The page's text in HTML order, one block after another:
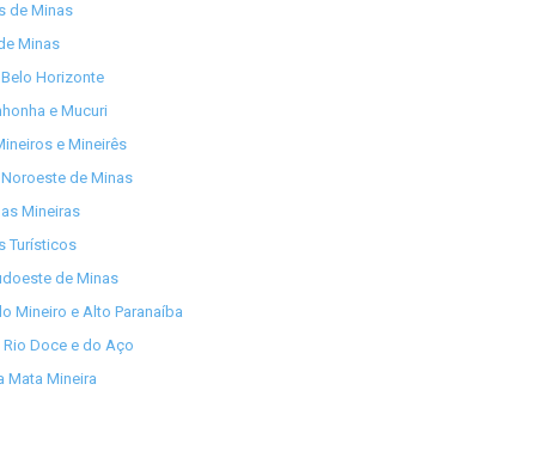
de Minas
Minas
Horizonte
e Mucuri
e Mineirês
de Minas
Mineiras
Turísticos
de Minas
Mineiro e Alto Paranaíba
Rio Doce e do Aço
Mata Mineira